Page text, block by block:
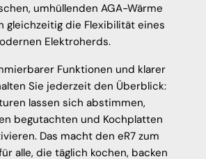
umhüllenden AGA-Wärme
gleichzeitig die Flexibilität eines
Elektroherds.
Funktionen und klarer
Sie jederzeit den Überblick:
lassen sich abstimmen,
begutachten und Kochplatten
Das macht den eR7 zum
alle, die täglich kochen, backen